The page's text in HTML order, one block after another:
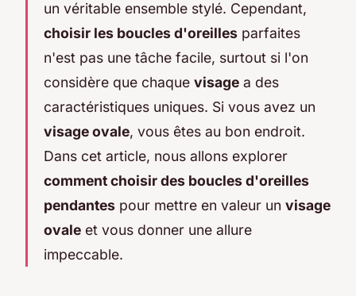
un véritable ensemble stylé. Cependant,
choisir les boucles d'oreilles parfaites
n'est pas une tâche facile, surtout si l'on
considère que chaque visage a des
caractéristiques uniques. Si vous avez un
visage ovale, vous êtes au bon endroit.
Dans cet article, nous allons explorer
comment choisir des boucles d'oreilles
pendantes pour mettre en valeur un visage
ovale et vous donner une allure
impeccable.